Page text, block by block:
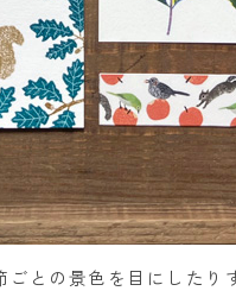
との景色を目にした